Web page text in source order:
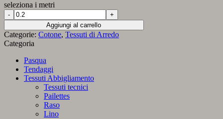
seleziona i metri
Tessuto
cotone
con
stampa
glicine
quantità
Aggiungi al carrello
Categorie: Cotone, Tessuti di Arredo
Categoria
Pasqua
Tendaggi
Tessuti Abbigliamento
Tessuti tecnici
Pailettes
Raso
Lino